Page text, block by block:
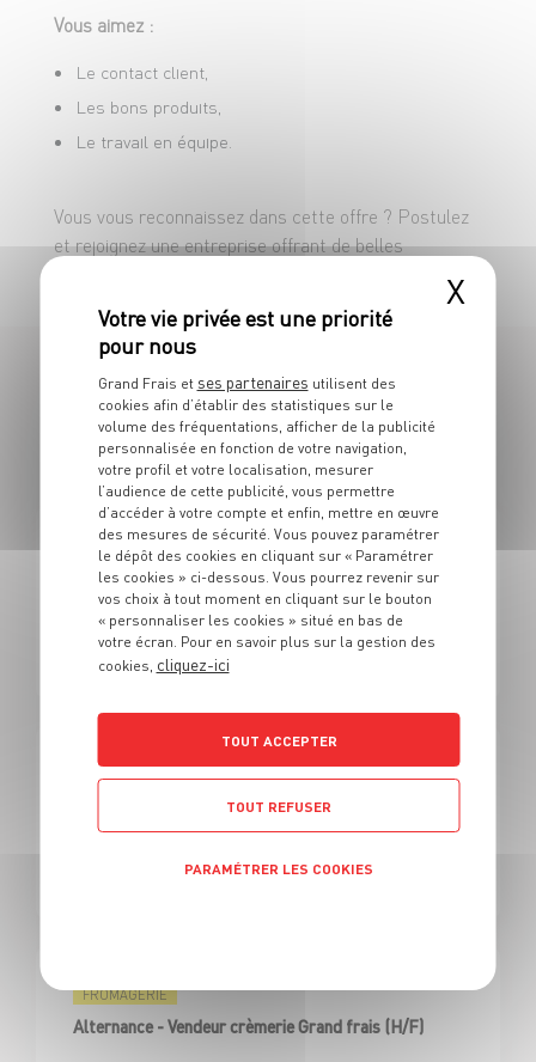
Vous aimez :
Le contact client,
Les bons produits,
Le travail en équipe.
Vous vous reconnaissez dans cette offre ? Postulez
et rejoignez une entreprise offrant de belles
86 OFFRES
EN VENDEUR SPÉCIALISÉ CRÉMERIE
FROMAGERIE
Alternance - Vendeur crèmerie (H/F) - Grand frais
Alternance Aytré (17)
ALTERNANCE - Vendeur crèmerie Grand frais (H/F)
Argonay (74)
FROMAGERIE
Alternance - Vendeur crèmerie Grand frais (H/F)
X
Grand Frais et ses partenaires utilisent des
cookies afin d’établir des statistiques sur le
volume des fréquentations, afficher de la publicité
personnalisée en fonction de votre navigation,
votre profil et votre localisation, mesurer
l’audience de cette publicité, vous permettre
d’accéder à votre compte et enfin, mettre en œuvre
des mesures de sécurité. Vous pouvez paramétrer
le dépôt des cookies en cliquant sur « Paramétrer
les cookies » ci-dessous. Vous pourrez revenir sur
vos choix à tout moment en cliquant sur le bouton
« personnaliser les cookies » situé en bas de
votre écran. Pour en savoir plus sur la gestion des
cookies, cliquez-ici
TOUT ACCEPTER
TOUT REFUSER
PARAMÉTRER LES COOKIES